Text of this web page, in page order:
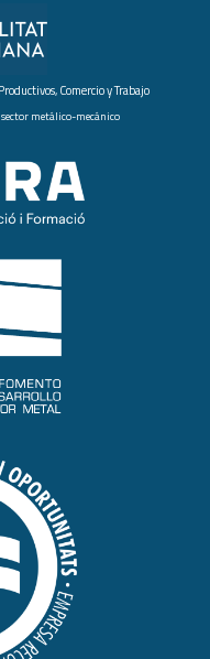
Comercio y Trabajo
metálico-mecánico